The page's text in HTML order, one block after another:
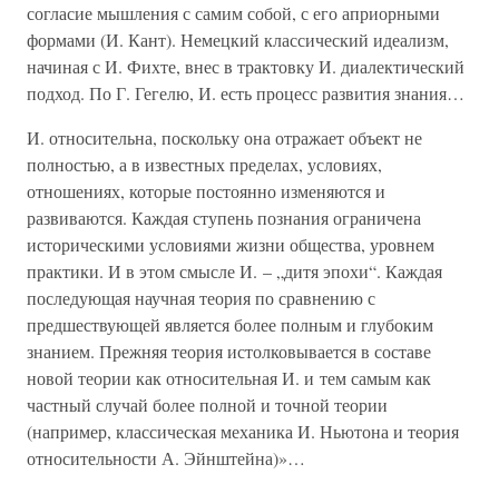
согласие мышления с самим собой, с его априорными
формами (И. Кант). Немецкий классический идеализм,
начиная с И. Фихте, внес в трактовку И. диалектический
подход. По Г. Гегелю, И. есть процесс развития знания…
И. относительна, поскольку она отражает объект не
полностью, а в известных пределах, условиях,
отношениях, которые постоянно изменяются и
развиваются. Каждая ступень познания ограничена
историческими условиями жизни общества, уровнем
практики. И в этом смысле И. – „дитя эпохи“. Каждая
последующая научная теория по сравнению с
предшествующей является более полным и глубоким
знанием. Прежняя теория истолковывается в составе
новой теории как относительная И. и тем самым как
частный случай более полной и точной теории
(например, классическая механика И. Ньютона и теория
относительности А. Эйнштейна)»…